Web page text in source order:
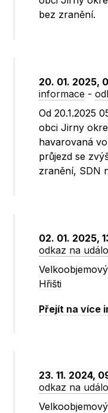
bez zranění.
20. 01. 2025,
informace -
Od 20.1.2025
obci Jirny
havarovaná
průjezd se
zranění, SDN
02. 01. 2025,
odkaz na
Hřišti
Přejít na více
23. 11. 2024,
odkaz na